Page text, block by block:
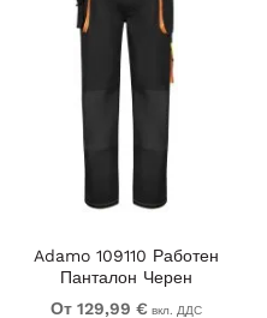
Adamo 109110 Работен
Панталон Черен
От 129,99 € вкл. ДДС